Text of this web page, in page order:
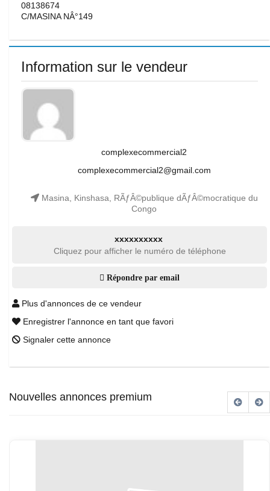
08138674
C/MASINA NÂ°149
Information sur le vendeur
complexecommercial2
complexecommercial2@gmail.com
Masina, Kinshasa, RÃƒÂ©publique dÃƒÂ©mocratique du
Congo
xxxxxxxxxx
Cliquez pour afficher le numéro de téléphone
Répondre par email
Plus d'annonces de ce vendeur
Enregistrer l'annonce en tant que favori
Signaler cette annonce
Nouvelles annonces premium